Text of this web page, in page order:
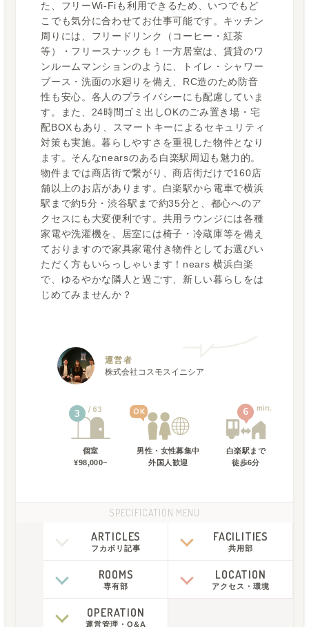
た、フリーWi-Fiも利用できるため、いつでもど
こでも気分に合わせてお仕事可能です。キッチン
周りには、フリードリンク（コーヒー・紅茶
等）・フリースナックも！一方居室は、賃貸のワ
ンルームマンションのように、トイレ・シャワー
ブース・洗面の水廻りを備え、RC造のため防音
性も安心。各人のプライバシーにも配慮していま
す。また、24時間ゴミ出しOKのごみ置き場・宅
配BOXもあり、スマートキーによるセキュリティ
対策も実施。暮らしやすさを重視した物件となり
ます。そんなnearsのある白楽駅周辺も魅力的。
物件までは商店街で繋がり、商店街だけで160店
舗以上のお店があります。白楽駅から電車で横浜
駅まで約5分・渋谷駅まで約35分と、都心へのア
クセスにも大変便利です。共用ラウンジには各種
家電や洗濯機を、居室には椅子・冷蔵庫等を備え
ておりますので家具家電付き物件としてお選びい
ただく方もいらっしゃいます！nears 横浜白楽
で、ゆるやかな隣人と過ごす、新しい暮らしをは
じめてみませんか？
3 63
個室
¥98,000~
OK
男性・女性募集中
外国人歓迎
6 min.
白楽駅まで
徒歩6分
運営者
株式会社コスモスイニシア
SPECIFICATION MENU
ARTICLES
フカボリ記事
FACILITIES
共用部
ROOMS
専有部
LOCATION
アクセス ・環境
OPERATION
運営管理 ・Q&A